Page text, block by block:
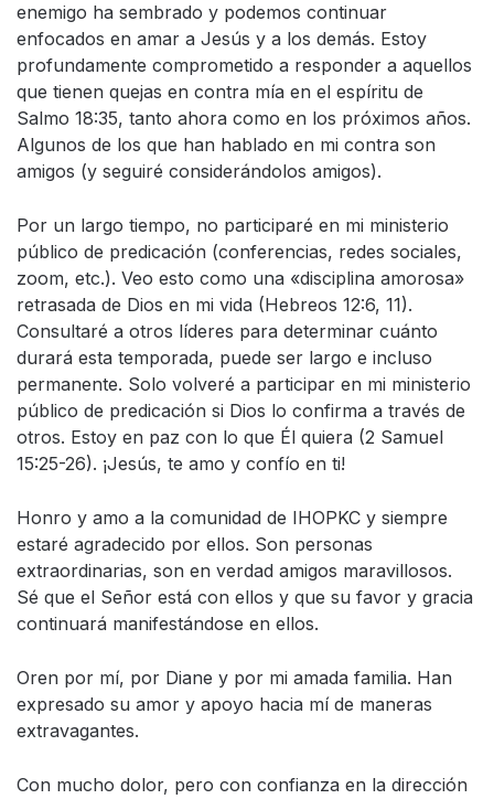
enemigo ha sembrado y podemos continuar
enfocados en amar a Jesús y a los demás. Estoy
profundamente comprometido a responder a aquellos
que tienen quejas en contra mía en el espíritu de
Salmo 18:35, tanto ahora como en los próximos años.
Algunos de los que han hablado en mi contra son
amigos (y seguiré considerándolos amigos).
Por un largo tiempo, no participaré en mi ministerio
público de predicación (conferencias, redes sociales,
zoom, etc.). Veo esto como una «disciplina amorosa»
retrasada de Dios en mi vida (Hebreos 12:6, 11).
Consultaré a otros líderes para determinar cuánto
durará esta temporada, puede ser largo e incluso
permanente. Solo volveré a participar en mi ministerio
público de predicación si Dios lo confirma a través de
otros. Estoy en paz con lo que Él quiera (2 Samuel
15:25-26). ¡Jesús, te amo y confío en ti!
Honro y amo a la comunidad de IHOPKC y siempre
estaré agradecido por ellos. Son personas
extraordinarias, son en verdad amigos maravillosos.
Sé que el Señor está con ellos y que su favor y gracia
continuará manifestándose en ellos.
Oren por mí, por Diane y por mi amada familia. Han
expresado su amor y apoyo hacia mí de maneras
extravagantes.
Con mucho dolor, pero con confianza en la dirección